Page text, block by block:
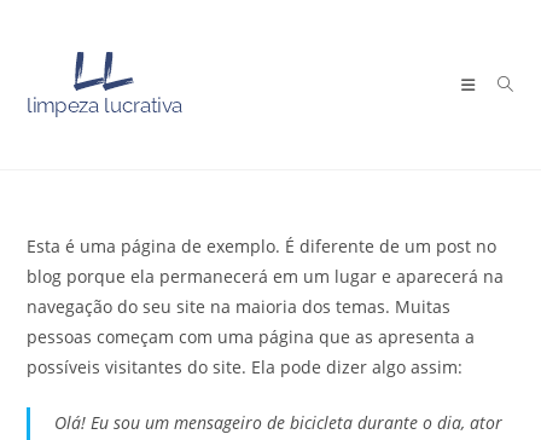
Esta é uma página de exemplo. É diferente de um post no
blog porque ela permanecerá em um lugar e aparecerá na
navegação do seu site na maioria dos temas. Muitas
pessoas começam com uma página que as apresenta a
possíveis visitantes do site. Ela pode dizer algo assim:
Olá! Eu sou um mensageiro de bicicleta durante o dia, ator